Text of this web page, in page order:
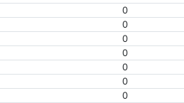
0
0
0
0
0
0
0